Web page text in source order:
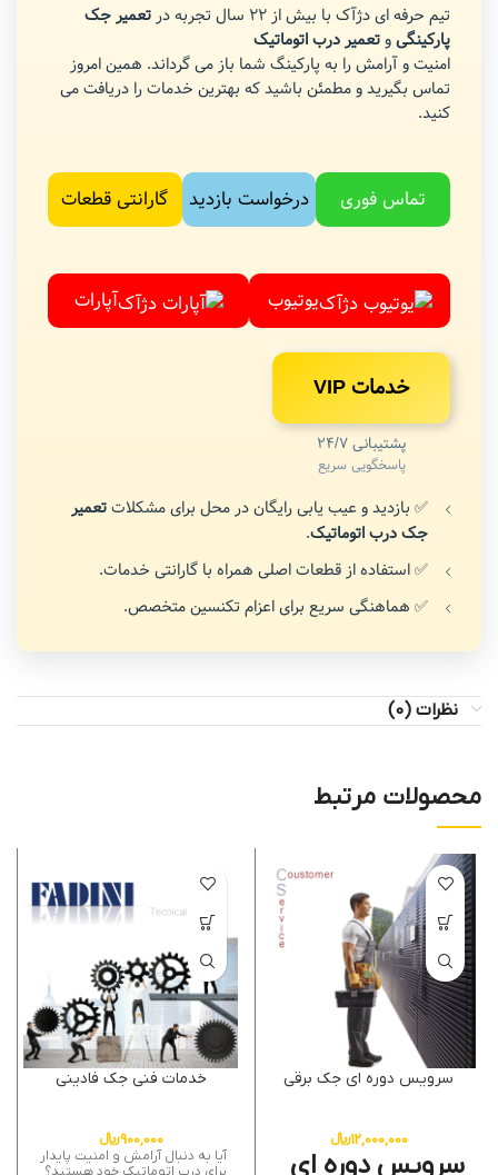
تیم حرفه ای دژآک با بیش از 22 سال تجربه در
تعمیر جک
پارکینگیو تعمیر درب اتوماتیک
امنیت و آرامش را به پارکینگ شما باز می گرداند. همین امروز
تماس بگیرید و مطمئن باشید که بهترین خدمات را دریافت می
کنید.
تماس فوری درخواست بازدید گارانتی قطعات
یوتیوب آپارات
خدمات VIP
پشتیبانی 24/7
پاسخگویی سریع
✅ بازدید و عیب یابی رایگان در محل برای مشکلاتتعمیر
جک درب اتوماتیک.
✅ استفاده از قطعات اصلی همراه با گارانتی خدمات.
✅ هماهنگی سریع برای اعزام تکنسین متخصص.
نظرات (0)
محصولات مرتبط
سرویس دوره ای جک برقی
12,000,000﷼
سرویس دوره ای
خدمات فنی جک فادینی
900,000﷼
آیا به دنبال آرامش و امنیت پایدار
برای درب اتوماتیک خود هستید؟